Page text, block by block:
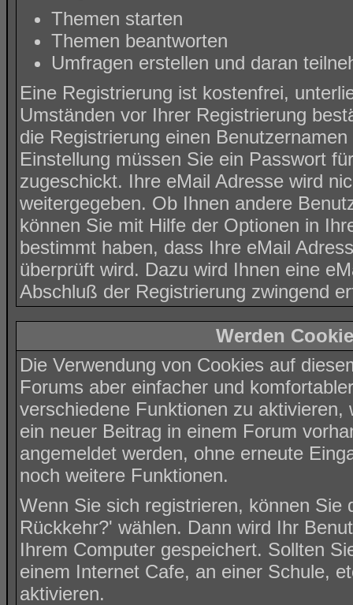
Themen starten
Themen beantworten
Umfragen erstellen und daran
Eine Registrierung ist kostenfrei,
Umständen vor Ihrer Registrierung
die Registrierung einen
Einstellung müssen Sie ein Passwort
zugeschickt. Ihre eMail Adresse wird
weitergegeben. Ob Ihnen andere
können Sie mit Hilfe der Optionen in
bestimmt haben, dass Ihre eMail
überprüft wird. Dazu wird Ihnen eine
Abschluß der Registrierung zwingend
Werden
Die Verwendung von Cookies auf
Forums aber einfacher und
verschiedene Funktionen zu
ein neuer Beitrag in einem Forum
angemeldet werden, ohne erneute
noch weitere Funktionen.
Wenn Sie sich registrieren, können
Rückkehr?' wählen. Dann wird Ihr
Ihrem Computer gespeichert. Sollten
einem Internet Cafe, an einer Schule,
aktivieren.